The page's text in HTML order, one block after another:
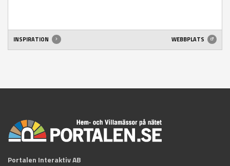
INSPIRATION WEBBPLATS
Portalen Interaktiv AB